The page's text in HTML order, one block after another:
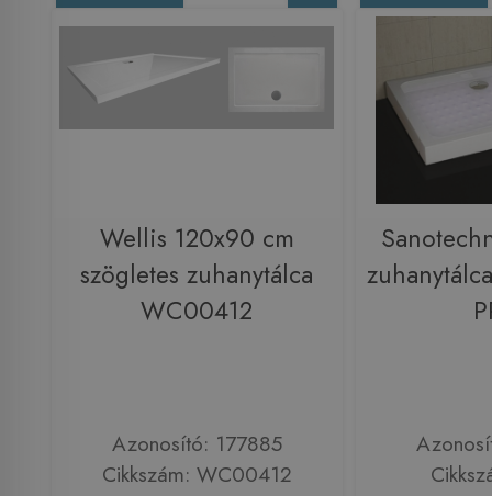
Wellis 120x90 cm
szögletes zuhanytálca
WC00412
Azonosító: 177885
Cikkszám: WC00412